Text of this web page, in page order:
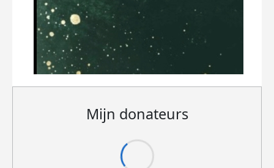
Mijn donateurs